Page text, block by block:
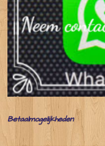
Betaalmogelijkheden